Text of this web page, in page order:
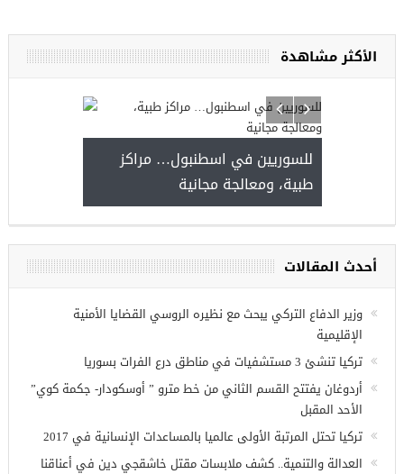
الأكثر مشاهدة
للسوريين في اسطنبول… مراكز
طبية، ومعالجة مجانية
في
أحدث المقالات
وزير الدفاع التركي يبحث مع نظيره الروسي القضايا الأمنية
الإقليمية
تركيا تنشئ 3 مستشفيات في مناطق درع الفرات بسوريا
أردوغان يفتتح القسم الثاني من خط مترو ” أوسكودار- جكمة كوي”
الأحد المقبل
تركيا تحتل المرتبة الأولى عالميا بالمساعدات الإنسانية في 2017
العدالة والتنمية.. كشف ملابسات مقتل خاشقجي دين في أعناقنا